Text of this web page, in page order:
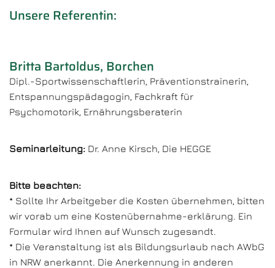
Unsere Referentin:
Britta Bartoldus, Borchen
Dipl.-Sportwissenschaftlerin, Präventionstrainerin,
Entspannungspädagogin, Fachkraft für
Psychomotorik, Ernährungsberaterin
Seminarleitung: Dr. Anne Kirsch, Die HEGGE
Bitte beachten:
* Sollte Ihr Arbeitgeber die Kosten übernehmen, bitten
wir vorab um eine Kostenübernahme-erklärung. Ein
Formular wird Ihnen auf Wunsch zugesandt.
* Die Veranstaltung ist als Bildungsurlaub nach AWbG
in NRW anerkannt. Die Anerkennung in anderen